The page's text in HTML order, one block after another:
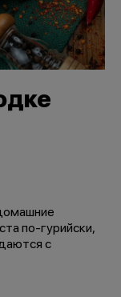
по-гурийски,
с